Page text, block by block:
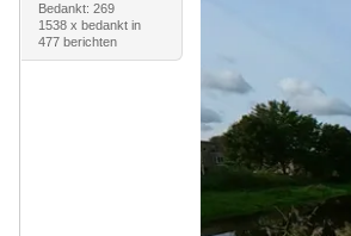
Bedankt: 269
1538 x bedankt in
477 berichten